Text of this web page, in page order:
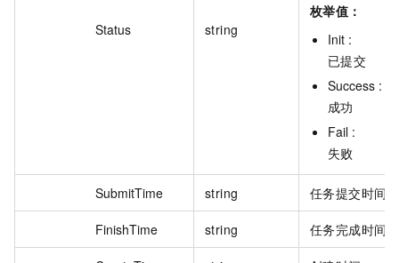
Status string
枚举值：
Init :
已提交
Success :
成功
Fail :
失败
SubmitTime string 任务提交时间
FinishTime string 任务完成时间